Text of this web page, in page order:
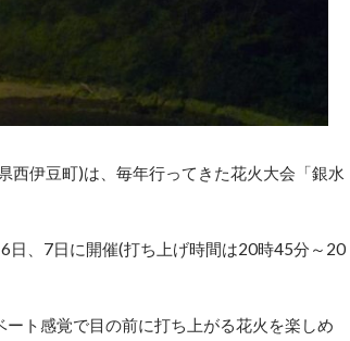
伊豆町)は、毎年行ってきた花火大会「銀水
、7日に開催(打ち上げ時間は20時45分～20
ト感覚で目の前に打ち上がる花火を楽しめ